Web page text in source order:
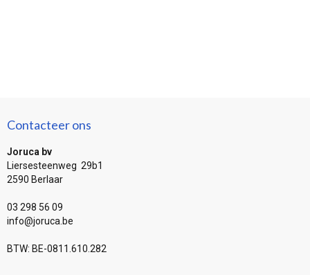
Contacteer ons
Joruca bv
Liersesteenweg 29b1
2590 Berlaar
03 298 56 09
info@joruca.be
BTW: BE-0811.610.282